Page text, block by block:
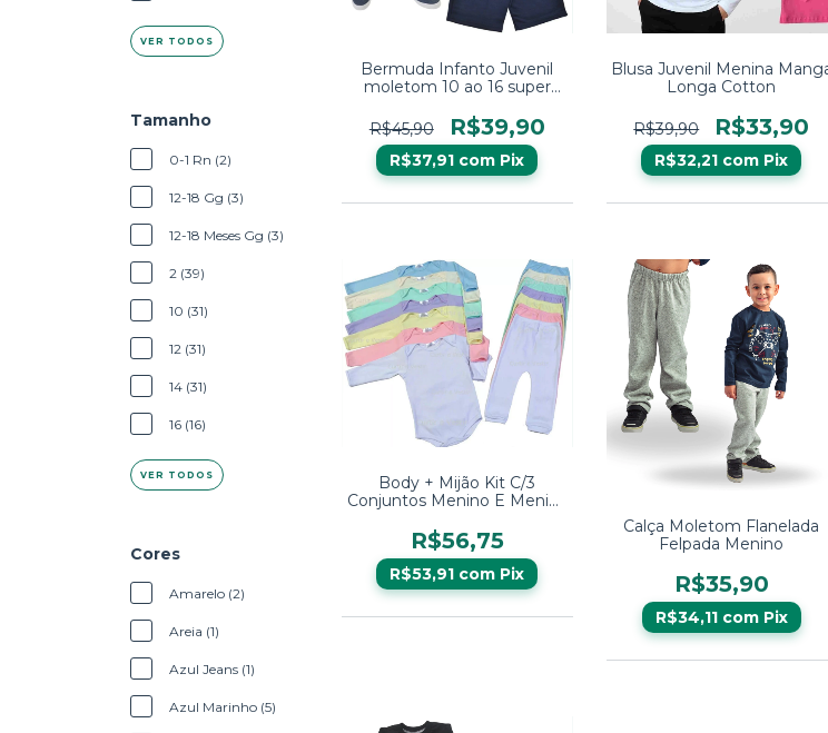
VER TODOS
Tamanho
0-1 Rn (2)
12-18 Gg (3)
12-18 Meses Gg (3)
2 (39)
10 (31)
12 (31)
14 (31)
16 (16)
VER TODOS
Cores
Amarelo (2)
Areia (1)
Azul Jeans (1)
Azul Marinho (5)
Bermuda Infanto Juvenil
moletom 10 ao 16 super
R$45,90
R$39,90
R$37,91 com Pix
Blusa Juvenil Menina
Longa Cotton
R$39,90 R$33,90
R$32,21 com Pix
Body + Mijão Kit C/3
Conjuntos Menino E Menina
R$56,75
R$53,91 com Pix
Calça Moletom Flanelada
Felpada Menino
R$35,90
R$34,11 com Pix